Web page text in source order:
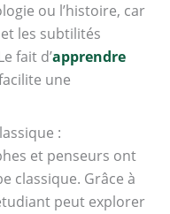
ou l’histoire, car
les subtilités
fait d’apprendre
une
:
et penseurs ont
classique. Grâce à
peut explorer